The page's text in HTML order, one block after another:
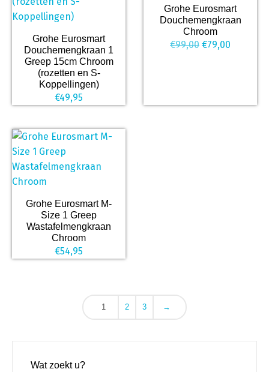
Grohe Eurosmart
Douchemengkraan 1
Greep 15cm Chroom
(rozetten en S-
Koppellingen)
€49,95
Grohe Eurosmart
Douchemengkraan
Chroom
€99,00 €79,00
Grohe Eurosmart M-
Size 1 Greep
Wastafelmengkraan
Chroom
€54,95
1 2 3 →
Wat zoekt u?